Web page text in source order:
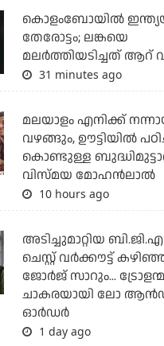
കൊളംബോയില്‍
തേരോട്ടം; ലങ്കയെ
മലര്‍ത്തിയടിച്ചത് ആറ്
31 minutes ago
മലയാളം എനിക്ക്
വഴങ്ങും, ഊട്ടിയില്‍
കൊണ്ടുള്ള
വിസ്മയ മോഹന്‍ലാല്‍
10 hours ago
അടിച്ചുമാറ്റിയ
ചെസ്റ്റ് വര്‍ക്കൗട്ട്
ജോര്‍ജ് സാറും...
ചാകരയായി ലോ
ഓര്‍ഡര്‍
1 day ago